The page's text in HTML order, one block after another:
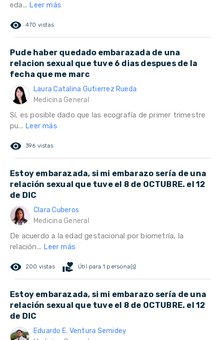
eda... Leer más
remove_red_eye 470 vistas
Pude haber quedado embarazada de una
relacion sexual que tuve 6 dias despues de la
fecha que me marc
Laura Catalina Gutierrez Rueda
Medicina General
Sí, es posible dado que las ecografía de primer trimestre
pu... Leer más
remove_red_eye 396 vistas
Estoy embarazada, si mi embarazo sería de una
relación sexual que tuve el 8 de OCTUBRE. el 12
de DIC
Clara Cuberos
Medicina General
De acuerdo a la edad gestacional por biometría, la
relación... Leer más
remove_red_eye 200 vistas volunteer_activism Útil para 1 persona(s)
Estoy embarazada, si mi embarazo sería de una
relación sexual que tuve el 8 de OCTUBRE. el 12
de DIC
Eduardo E. Ventura Semidey